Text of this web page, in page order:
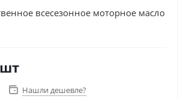
всесезонное моторное масло
Нашли дешевле?